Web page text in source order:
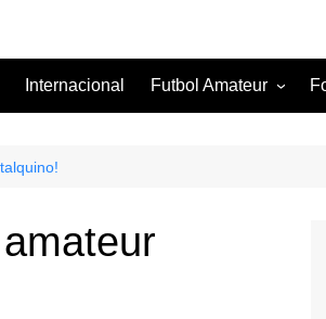
Internacional Futbol Amateur